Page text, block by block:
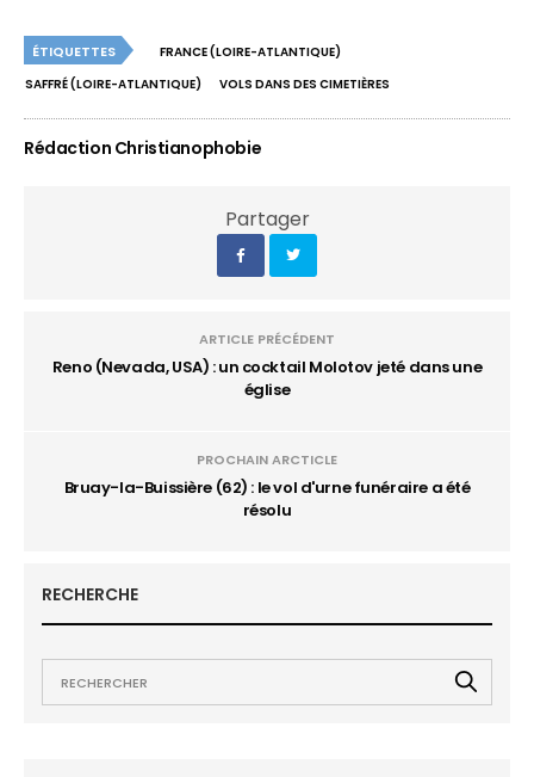
ÉTIQUETTES
FRANCE (LOIRE-ATLANTIQUE)
SAFFRÉ (LOIRE-ATLANTIQUE)
VOLS DANS DES CIMETIÈRES
Rédaction Christianophobie
Partager
ARTICLE PRÉCÉDENT
Reno (Nevada, USA) : un cocktail Molotov jeté dans une
église
PROCHAIN ARCTICLE
Bruay-la-Buissière (62) : le vol d'urne funéraire a été
résolu
RECHERCHE